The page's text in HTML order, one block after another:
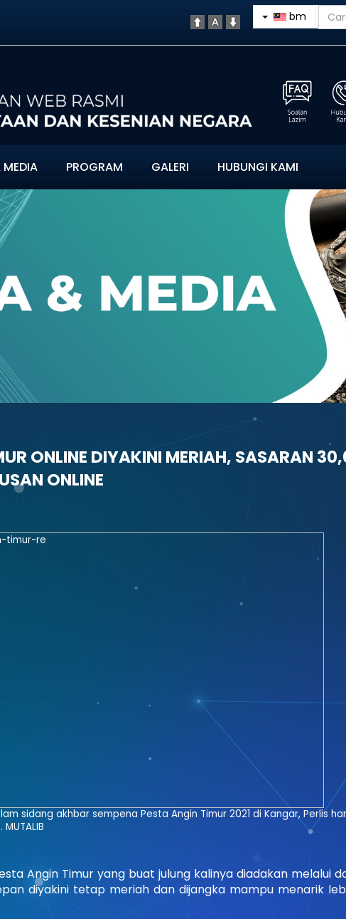
bm
MEDIA PROGRAM GALERI HUBUNGI KAMI
ONLINE DIYAKINI MERIAH, SASARAN
ONLINE
sidang akhbar sempena Pesta Angin Timur 2021 di Kangar, Perlis
MUTALIB
Angin Timur yang buat julung kalinya diadakan melalui
diyakini tetap meriah dan dijangka mampu menarik